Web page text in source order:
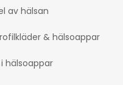
av hälsan
& hälsoappar
hälsoappar